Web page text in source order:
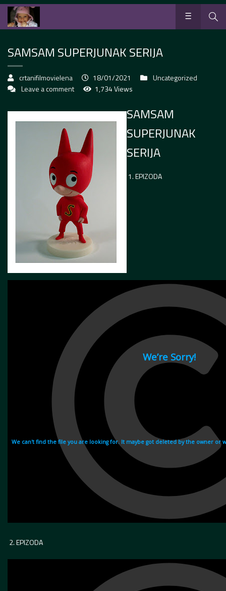
SAMSAM SUPERJUNAK SERIJA
crtanifilmovielena 18/01/2021
Uncategorized
Leave a comment
1,734 Views
SAMSAM
SUPERJUNAK
SERIJA
1. EPIZODA
2. EPIZODA